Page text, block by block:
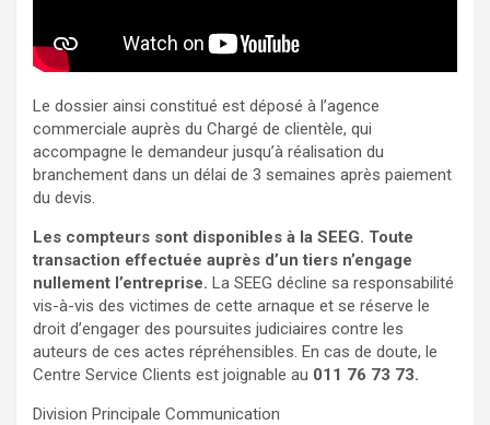
Le dossier ainsi constitué est déposé à l’agence
commerciale auprès du Chargé de clientèle, qui
accompagne le demandeur jusqu’à réalisation du
branchement dans un délai de 3 semaines après paiement
du devis.
Les compteurs sont disponibles à la SEEG. Toute
transaction effectuée auprès d’un tiers n’engage
nullement l’entreprise. La SEEG décline sa responsabilité
vis-à-vis des victimes de cette arnaque et se réserve le
droit d’engager des poursuites judiciaires contre les
auteurs de ces actes répréhensibles. En cas de doute, le
Centre Service Clients est joignable au 011 76 73 73.
Division Principale Communication